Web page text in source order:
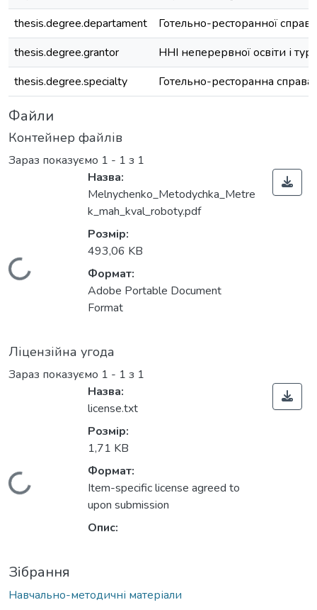
thesis.degree.departament
Готельно-ресторанної
thesis.degree.grantor
ННІ неперервної освіти і
thesis.degree.specialty
Готельно-ресторанна справа
Файли
Контейнер файлів
Зараз показуємо 1 - 1 з 1
Вантажиться...
Назва:
Melnychenko_Metodychka_Metre
k_mah_kval_roboty.pdf
Розмір:
493,06 KB
Формат:
Adobe Portable Document
Format
Ліцензійна угода
Зараз показуємо 1 - 1 з 1
Вантажиться...
Назва:
license.txt
Розмір:
1,71 KB
Формат:
Item-specific license agreed to
upon submission
Опис:
Зібрання
Навчально-методичні матеріали